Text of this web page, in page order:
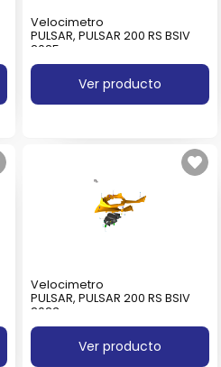
Velocimetro
PULSAR, PULSAR 200 RS BSIV
2025
Ver producto
Velocimetro
PULSAR, PULSAR 200 RS BSIV
2023
Ver producto